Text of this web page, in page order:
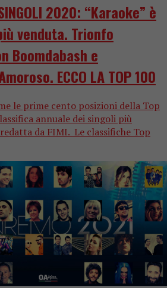
2020: “Karaoke” è
venduta. Trionfo
Boomdabash e
ECCO LA TOP 100
le prime cento posizioni della Top
annuale dei singoli più
da FIMI. Le classifiche Top